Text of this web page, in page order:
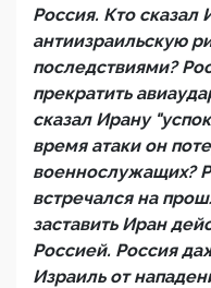
Россия. Кто сказал
антиизраильскую
последствиями?
прекратить
сказал Ирану
время атаки он
военнослужащих?
встречался на
заставить Иран
Россией. Россия
Израиль от